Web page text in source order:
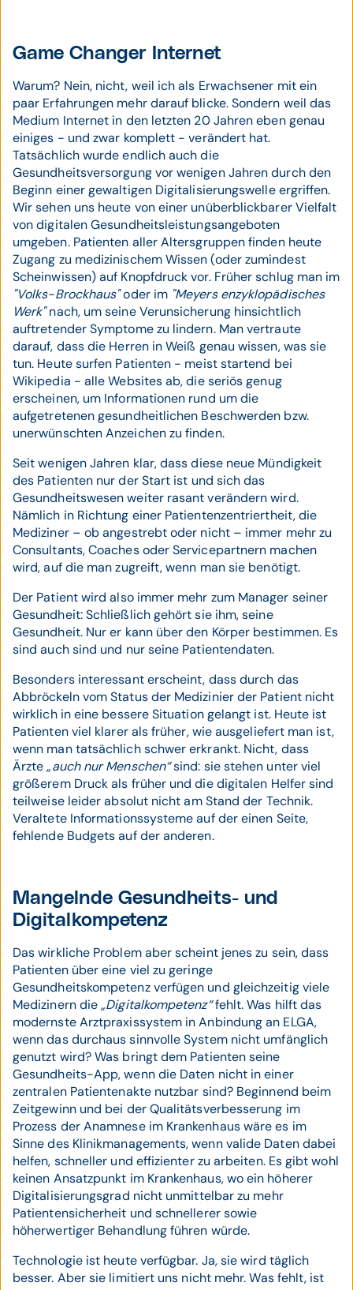
Game Changer Internet
Warum? Nein, nicht, weil ich als Erwachsener mit ein
paar Erfahrungen mehr darauf blicke. Sondern weil das
Medium Internet in den letzten 20 Jahren eben genau
einiges - und zwar komplett - verändert hat.
Tatsächlich wurde endlich auch die
Gesundheitsversorgung vor wenigen Jahren durch den
Beginn einer gewaltigen Digitalisierungswelle ergriffen.
Wir sehen uns heute von einer unüberblickbarer Vielfalt
von digitalen Gesundheitsleistungsangeboten
umgeben. Patienten aller Altersgruppen finden heute
Zugang zu medizinischem Wissen (oder zumindest
Scheinwissen) auf Knopfdruck vor. Früher schlug man im
"Volks-Brockhaus"oder im "Meyers enzyklopädisches
Werk"nach, um seine Verunsicherung hinsichtlich
auftretender Symptome zu lindern. Man vertraute
darauf, dass die Herren in Weiß genau wissen, was sie
tun. Heute surfen Patienten - meist startend bei
Wikipedia - alle Websites ab, die seriös genug
erscheinen, um Informationen rund um die
aufgetretenen gesundheitlichen Beschwerden bzw.
unerwünschten Anzeichen zu finden.
Seit wenigen Jahren klar, dass diese neue Mündigkeit
des Patienten nur der Start ist und sich das
Gesundheitswesen weiter rasant verändern wird.
Nämlich in Richtung einer Patientenzentriertheit, die
Mediziner – ob angestrebt oder nicht – immer mehr zu
Consultants, Coaches oder Servicepartnern machen
wird, auf die man zugreift, wenn man sie benötigt.
Der Patient wird also immer mehr zum Manager seiner
Gesundheit: Schließlich gehört sie ihm, seine
Gesundheit. Nur er kann über den Körper bestimmen. Es
sind auch sind und nur seine Patientendaten.
Besonders interessant erscheint, dass durch das
Abbröckeln vom Status der Medizinier der Patient nicht
wirklich in eine bessere Situation gelangt ist. Heute ist
Patienten viel klarer als früher, wie ausgeliefert man ist,
wenn man tatsächlich schwer erkrankt. Nicht, dass
Ärzte„auch nur Menschen“sind: sie stehen unter viel
größerem Druck als früher und die digitalen Helfer sind
teilweise leider absolut nicht am Stand der Technik.
Veraltete Informationssysteme auf der einen Seite,
fehlende Budgets auf der anderen.
Mangelnde Gesundheits- und
Digitalkompetenz
Das wirkliche Problem aber scheint jenes zu sein, dass
Patienten über eine viel zu geringe
Gesundheitskompetenz verfügen und gleichzeitig viele
Medizinern die„Digitalkompetenz“fehlt. Was hilft das
modernste Arztpraxissystem in Anbindung an ELGA,
wenn das durchaus sinnvolle System nicht umfänglich
genutzt wird? Was bringt dem Patienten seine
Gesundheits-App, wenn die Daten nicht in einer
zentralen Patientenakte nutzbar sind? Beginnend beim
Zeitgewinn und bei der Qualitätsverbesserung im
Prozess der Anamnese im Krankenhaus wäre es im
Sinne des Klinikmanagements, wenn valide Daten dabei
helfen, schneller und effizienter zu arbeiten. Es gibt wohl
keinen Ansatzpunkt im Krankenhaus, wo ein höherer
Digitalisierungsgrad nicht unmittelbar zu mehr
Patientensicherheit und schnellerer sowie
höherwertiger Behandlung führen würde.
Technologie ist heute verfügbar. Ja, sie wird täglich
besser. Aber sie limitiert uns nicht mehr. Was fehlt, ist